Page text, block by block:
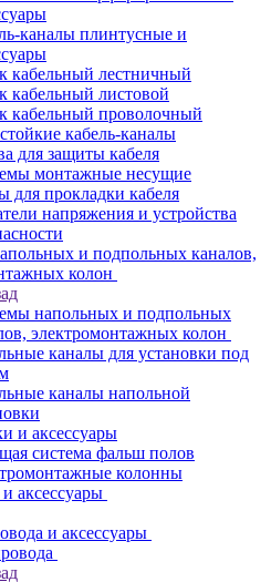
каналы плинтусные и
кабельный лестничный
кабельный листовой
кабельный проволочный
кабель-каналы
для защиты кабеля
монтажные несущие
для прокладки кабеля
напряжения и устройства
и подпольных каналов,
колон
напольных и подпольных
электромонтажных колон
каналы для установки под
каналы напольной
и аксессуары
система фальш полов
колонны
аксессуары
и аксессуары